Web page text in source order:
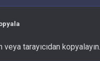
tarayıcıdan kopyalayın.